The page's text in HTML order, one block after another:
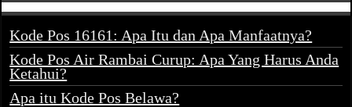
Kode Pos 16161: Apa Itu dan Apa Manfaatnya?
Kode Pos Air Rambai Curup: Apa Yang Harus Anda
Ketahui?
Apa itu Kode Pos Belawa?